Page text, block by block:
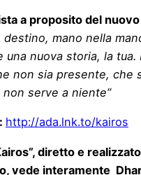
a proposito del
destino, mano nella
una nuova storia, la tua.
non sia presente, che
serve a niente”
http://ada.lnk.to/kairos
diretto e
vede interamente